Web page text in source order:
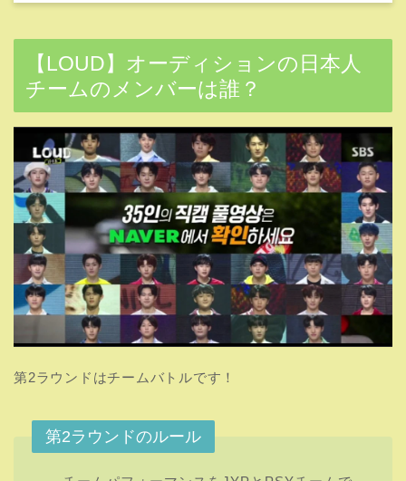
【LOUD】オーディションの日本人
チームのメンバーは誰？
第2ラウンドはチームバトルです！
第2ラウンドのルール